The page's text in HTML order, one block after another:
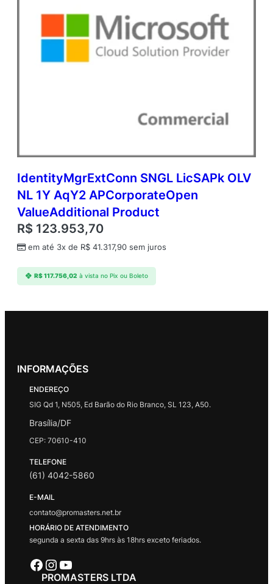
IdentityMgrExtConn SNGL LicSAPk OLV
NL 1Y AqY2 APCorporateOpen
ValueAdditional Product
R$ 123.953,70
em até 3x de R$ 41.317,90 sem juros
R$117.756,02 à vista no Pix ou Boleto
INFORMAÇÕES
ENDEREÇO
SIG Qd 1, N505, Ed Barão do Rio Branco, SL 123, A50.
Brasília/DF
CEP: 70610-410
TELEFONE
(61) 4042-5860
E-MAIL
contato@promasters.net.br
HORÁRIO DE ATENDIMENTO
segunda a sexta das 9hrs às 18hrs exceto feriados.
Facebook Instagram Youtube
PROMASTERS LTDA